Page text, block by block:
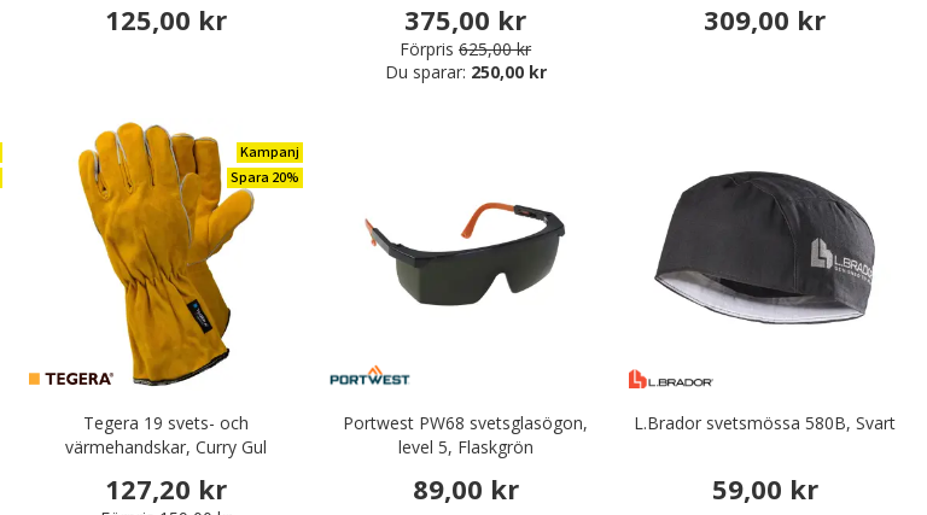
125,00 kr 375,00 kr
Förpris 625,00 kr
Du sparar: 250,00 kr
309,00 kr
Kampanj
Spara 20%
Tegera 19 svets- och
värmehandskar, Curry Gul
127,20 kr
Portwest PW68 svetsglasögon,
level 5, Flaskgrön
89,00 kr
L.Brador svetsmössa 580B, Svart
59,00 kr